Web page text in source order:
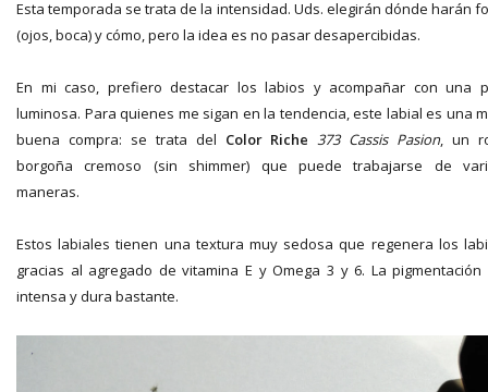
Esta temporada se trata de la intensidad. Uds. elegirán dónde harán
(ojos, boca) y cómo, pero la idea es no pasar desapercibidas.
En mi caso, prefiero destacar los labios y acompañar con una
luminosa. Para quienes me sigan en la tendencia, este labial es una
buena compra: se trata del Color Riche 373 Cassis Pasion, un
borgoña cremoso (sin shimmer) que puede trabajarse de
maneras.
Estos labiales tienen una textura muy sedosa que regenera los
gracias al agregado de vitamina E y Omega 3 y 6. La pigmentación
intensa y dura bastante.